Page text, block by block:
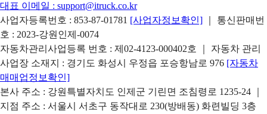
대표 이메일 : support@itruck.co.kr
사업자등록번호 : 853-87-01781 [사업자정보확인]
｜ 통신판매번
호 : 2023-강원인제-0074
자동차관리사업등록 번호 : 제02-4123-000402호 ｜ 자동차 관리
사업장 소재지 : 경기도 화성시 우정읍 포승항남로 976 [자동차
매매업정보확인]
본사 주소 : 강원특별자치도 인제군 기린면 조침령로 1235-24 ｜
지점 주소 : 서울시 서초구 동작대로 230(방배동) 화련빌딩 3층